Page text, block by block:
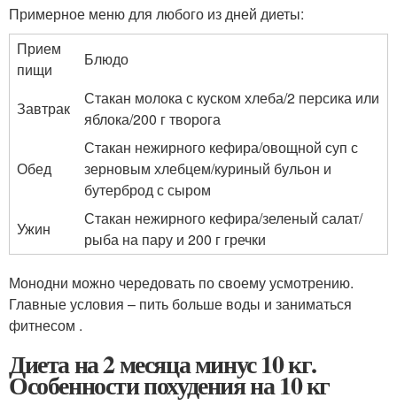
Примерное меню для любого из дней диеты:
Прием
пищи
Блюдо
Завтрак
Стакан молока с куском хлеба/2 персика или
яблока/200 г творога
Обед
Стакан нежирного кефира/овощной суп с
зерновым хлебцем/куриный бульон и
бутерброд с сыром
Ужин
Стакан нежирного кефира/зеленый салат/
рыба на пару и 200 г гречки
Монодни можно чередовать по своему усмотрению.
Главные условия – пить больше воды и заниматься
фитнесом .
Диета на 2 месяца минус 10 кг.
Особенности похудения на 10 кг